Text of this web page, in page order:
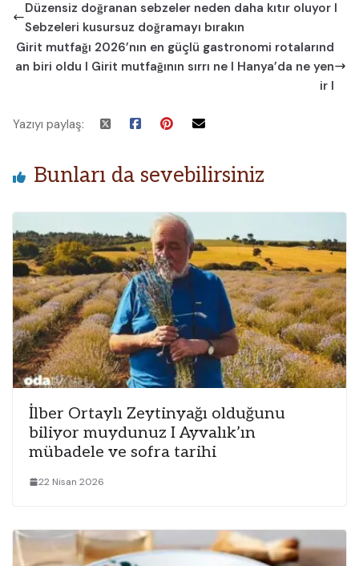
Düzensiz doğranan sebzeler neden daha kıtır oluyor I
Sebzeleri kusursuz doğramayı bırakın
Girit mutfağı 2026’nın en güçlü gastronomi rotalarınd
an biri oldu I Girit mutfağının sırrı ne I Hanya’da ne yen
ir I
Yazıyı paylaş:
Bunları da sevebilirsiniz
İlber Ortaylı Zeytinyağı olduğunu
biliyor muydunuz I Ayvalık’ın
mübadele ve sofra tarihi
22 Nisan 2026